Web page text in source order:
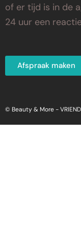
of er tijd is in de
24 uur een
Afspraak maken
© Beauty & More -